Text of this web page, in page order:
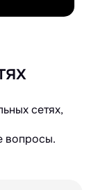
сетях,
вопросы.